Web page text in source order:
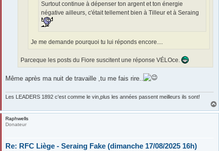
Surtout continue à dépenser ton argent et ton énergie
négative ailleurs, c'était tellement bien à Tilleur et à Seraing
Je me demande pourquoi tu lui réponds encore....
Parceque les posts du Fiore suscitent une réponse VÉLOce.
Même après ma nuit de travaille ,tu me fais rire..
Les LEADERS 1892 c'est comme le vin,plus les années passent meilleurs ils sont!
Raphwells
Donateur
Re: RFC Liège - Seraing Fake (dimanche 17/08/2025 16h)